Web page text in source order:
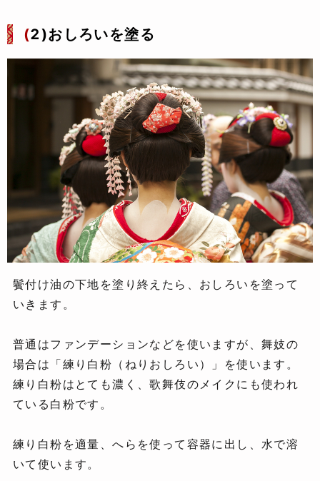
(2)おしろいを塗る
鬢付け油の下地を塗り終えたら、おしろいを塗って
いきます。
普通はファンデーションなどを使いますが、舞妓の
場合は「練り白粉（ねりおしろい）」を使います。
練り白粉はとても濃く、歌舞伎のメイクにも使われ
ている白粉です。
練り白粉を適量、へらを使って容器に出し、水で溶
いて使います。